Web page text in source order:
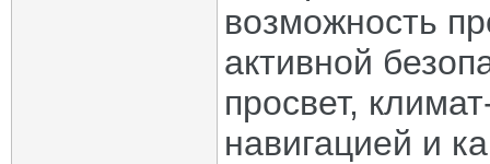
возможность
активной
просвет,
навигацией и